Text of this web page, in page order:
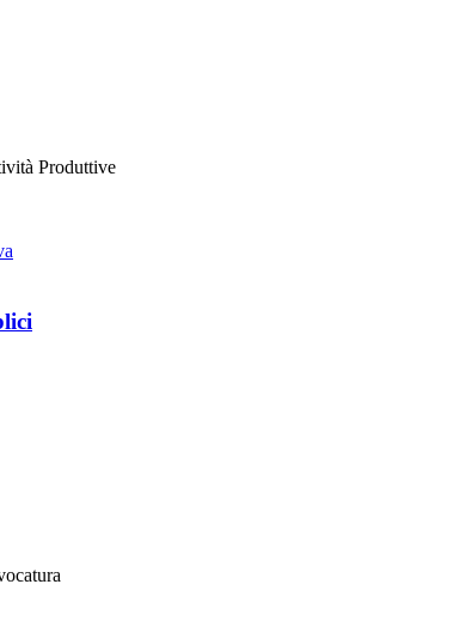
Produttive